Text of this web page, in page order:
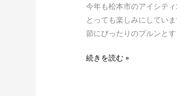
今年も松本市のアイシテ
とっても楽しみにしてい
節にぴったりのプルンと
続きを読む »